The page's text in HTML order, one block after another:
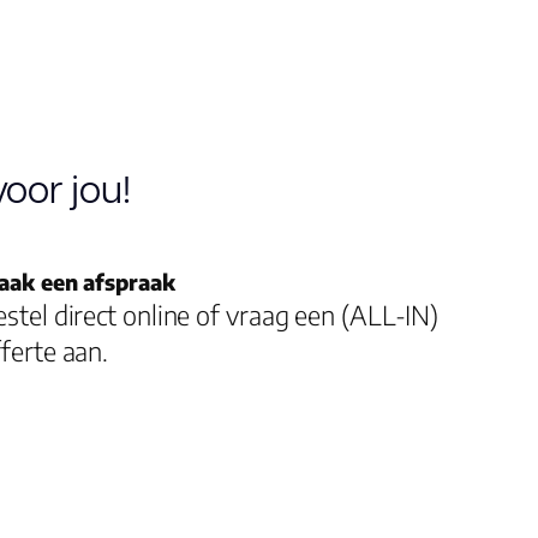
23, 33
ja
jou!
een afspraak
direct online of vraag een (ALL-IN)
aan.